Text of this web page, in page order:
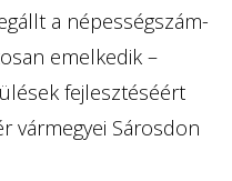
a népességszám-
emelkedik –
fejlesztéséért
vármegyei Sárosdon